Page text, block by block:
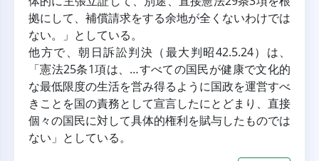
拠にして、補償請求をする余地が全くないわけでは
ない。」としている。
他方で、朝日訴訟判決（最大判昭42.5.24）は、
「憲法25条1項は、…すべての国民が健康で文化的
な最低限度の生活を営み得るように国政を運営すべ
きことを国の責務として宣言したにとどまり、直接
個々の国民に対して具体的権利を賦与したものでは
ない」としている。